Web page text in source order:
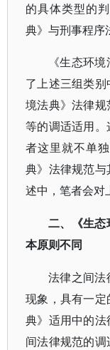
的具体类型的
典》与刑事程序
《生态环
了上述三组类
境法典》法律
等的调适适用
者这里就不单
典》法律规范
述中，笔者会对
二、《生态
本原则不同
法律之间法
现象，具有一
典》适用中的法
间法律规范的